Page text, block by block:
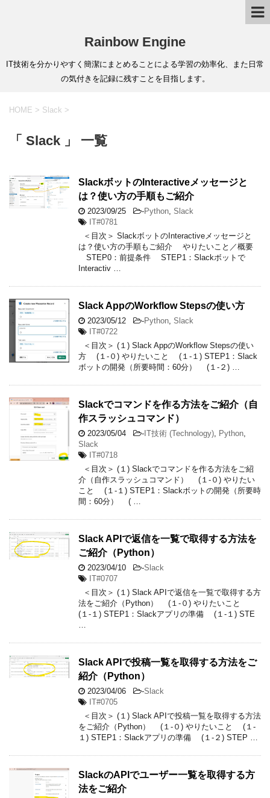
Rainbow Engine
IT技術を分かりやすく簡潔にまとめることによる学習の効率化、また日常
の気付きを記録に残すことを目指します。
HOME > Slack >
「 Slack 」 一覧
SlackボットのInteractiveメッセージと
は？使い方の手順もご紹介
2023/09/25 -Python Slack
IT#0781
＜目次＞ SlackボットのInteractiveメッセージと
は？使い方の手順もご紹介 やりたいこと／概要
STEP0：前提条件 STEP1：Slackボットで
Interactiv …
Slack AppのWorkflow Stepsの使い方
2023/05/12 -Python Slack
IT#0722
＜目次＞ (１) Slack AppのWorkflow Stepsの使い
方 (１-０) やりたいこと (１-１) STEP1：Slack
ボットの開発（所要時間：60分） (１-２) …
Slackでコマンドを作る方法をご紹介（自
作スラッシュコマンド）
2023/05/04 -IT技術 (Technology) Python
Slack
IT#0718
＜目次＞ (１) Slackでコマンドを作る方法をご紹
介（自作スラッシュコマンド） (１-０) やりたい
こと (１-１) STEP1：Slackボットの開発（所要時
間：60分） ( …
Slack APIで返信を一覧で取得する方法を
ご紹介（Python）
2023/04/10 -Slack
IT#0707
＜目次＞ (１) Slack APIで返信を一覧で取得する方
法をご紹介（Python） (１-０) やりたいこと
(１-１) STEP1：Slackアプリの準備 (１-１) STE
Slack APIで投稿一覧を取得する方法をご
紹介（Python）
2023/04/06 -Slack
IT#0705
＜目次＞ (１) Slack APIで投稿一覧を取得する方法
をご紹介（Python） (１-０) やりたいこと (１-
１) STEP1：Slackアプリの準備 (１-２) STEP …
SlackのAPIでユーザー一覧を取得する方
法をご紹介